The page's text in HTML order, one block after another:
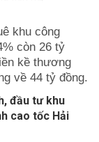
khu công
còn 26 tỷ
kề thương
về 44 tỷ đồng.
đầu tư khu
cao tốc Hải